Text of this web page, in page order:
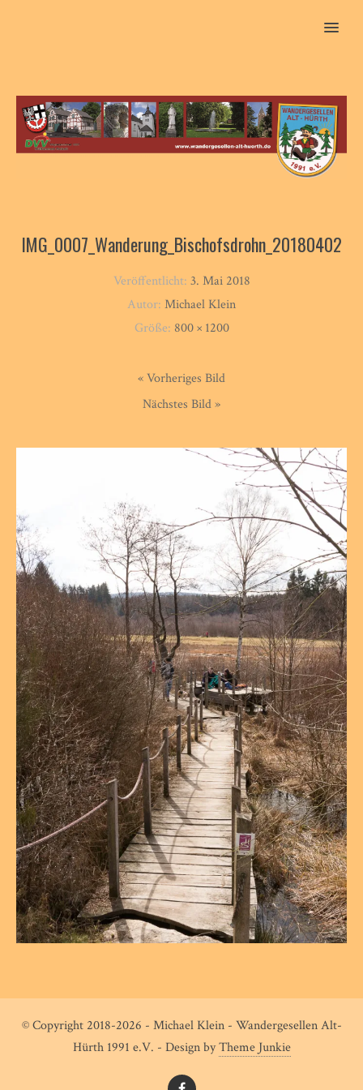
MENU
IMG_0007_Wanderung_Bischofsdrohn_20180402
Veröffentlicht: 3. Mai 2018
Autor: Michael Klein
Größe: 800 × 1200
« Vorheriges Bild
Nächstes Bild »
© Copyright 2018-2026 - Michael Klein - Wandergesellen Alt-
Hürth 1991 e.V. - Design byTheme Junkie